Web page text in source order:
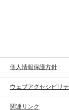
個人情報保護方針
ウェブアクセシビリ
関連リンク